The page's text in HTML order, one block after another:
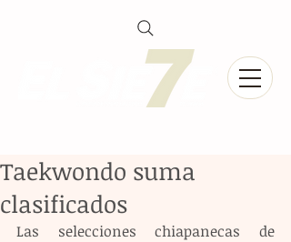
Taekwondo suma
clasificados
Las selecciones chiapanecas de